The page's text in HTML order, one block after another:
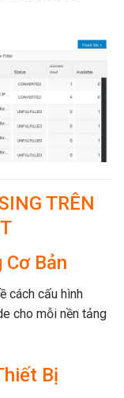
TRÊN
Bản
cách cấu hình
cho mỗi nền tảng
Bị